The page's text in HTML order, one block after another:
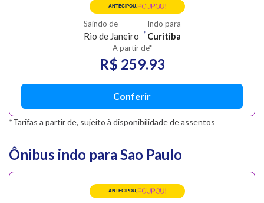
Saindo de
Rio de Janeiro
→
Indo para
Curitiba
ANTECIPOU,POUPOU!
A partir de*
R$ 259.93
Conferir
*Tarifas a partir de, sujeito à disponibilidade de assentos
Ônibus indo para Sao Paulo
ANTECIPOU,POUPOU!